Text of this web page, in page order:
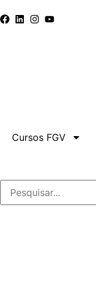
Cursos FGV